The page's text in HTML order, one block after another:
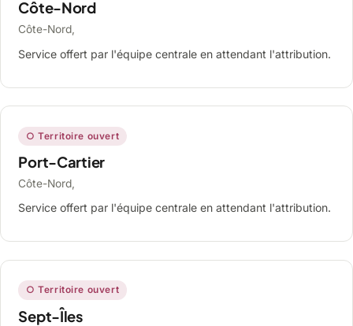
Côte-Nord
Côte-Nord,
Service offert par l'équipe centrale en attendant l'attribution.
○ Territoire ouvert
Port-Cartier
Côte-Nord,
Service offert par l'équipe centrale en attendant l'attribution.
○ Territoire ouvert
Sept-Îles